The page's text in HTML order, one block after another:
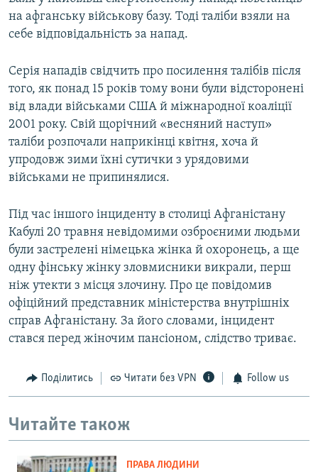
на афганську військову базу. Тоді таліби взяли на
себе відповідальність за напад.
Серія нападів свідчить про посилення талібів після
того, як понад 15 років тому вони були відсторонені
від влади військами США й міжнародної коаліції
2001 року. Свій щорічний «весняний наступ»
таліби розпочали наприкінці квітня, хоча й
упродовж зими їхні сутички з урядовими
військами не припинялися.
Під час іншого інциденту в столиці Афганістану
Кабулі 20 травня невідомими озброєними людьми
були застрелені німецька жінка й охоронець, а ще
одну фінську жінку зловмисники викрали, перш
ніж утекти з місця злочину. Про це повідомив
офіційний представник міністерства внутрішніх
справ Афганістану. За його словами, інцидент
стався перед жіночим пансіоном, слідство триває.
Поділитись Читати без VPN Follow us
Читайте також
ПРАВА ЛЮДИНИ